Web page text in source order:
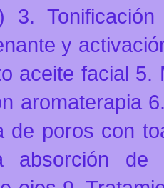
3.
y
aceite facial 5.
aromaterapia
de poros con
absorción de